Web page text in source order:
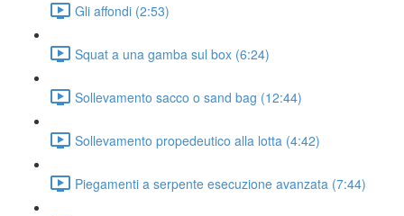
Gli affondi (2:53)
Squat a una gamba sul box (6:24)
Sollevamento sacco o sand bag (12:44)
Sollevamento propedeutico alla lotta (4:42)
Piegamenti a serpente esecuzione avanzata (7:44)